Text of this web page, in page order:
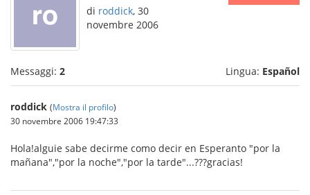
di roddick, 30
novembre 2006
Messaggi: 2 Lingua: Español
roddick (Mostra il profilo)
30 novembre 2006 19:47:33
Hola!alguie sabe decirme como decir en Esperanto "por la
mañana","por la noche","por la tarde"...???gracias!